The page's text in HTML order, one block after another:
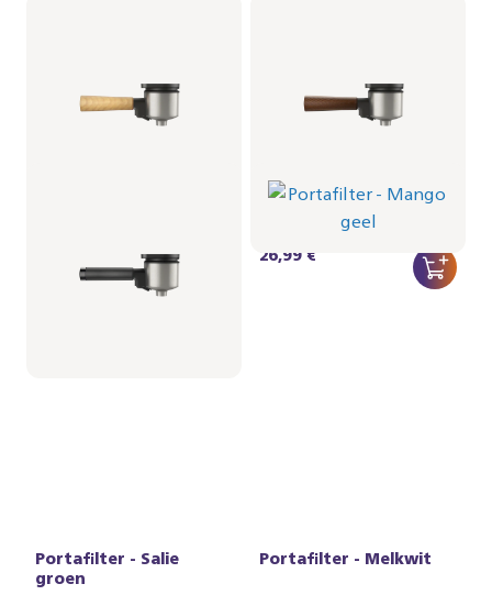
geel
BAR310/50 | Philips
26,99 €
Portafilter - Salie
groen
Portafilter - Melkwit